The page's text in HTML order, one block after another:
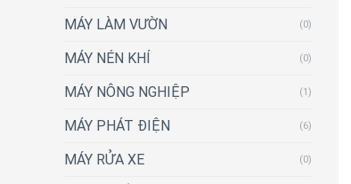
MÁY LÀM VƯỜN (0)
MÁY NÉN KHÍ (0)
MÁY NÔNG NGHIỆP (1)
MÁY PHÁT ĐIỆN (6)
MÁY RỬA XE (0)